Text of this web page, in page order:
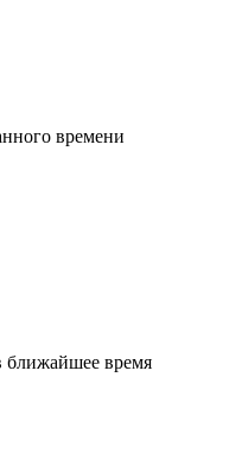
времени
ближайшее время